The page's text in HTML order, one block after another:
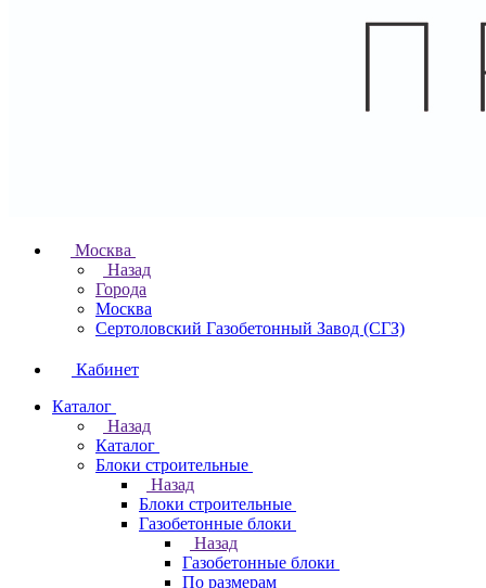
Москва
Назад
Города
Москва
Сертоловский Газобетонный Завод (СГЗ)
Кабинет
Каталог
Назад
Каталог
Блоки строительные
Назад
Блоки строительные
Газобетонные блоки
Назад
Газобетонные блоки
По размерам